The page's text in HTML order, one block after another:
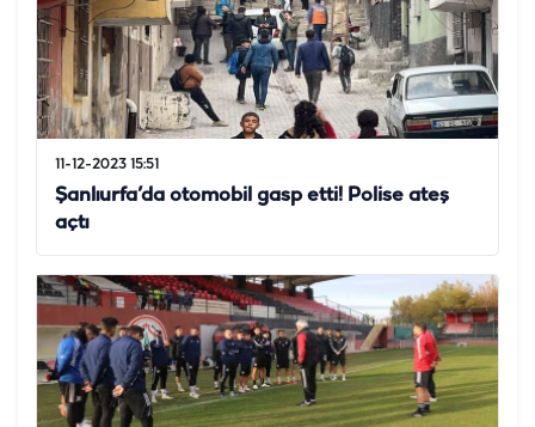
11-12-2023 15:51
Şanlıurfa’da otomobil gasp etti! Polise ateş
açtı